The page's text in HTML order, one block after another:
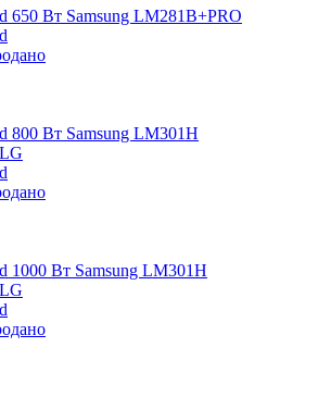
650 Вт Samsung LM281B+PRO
800 Вт Samsung LM301H
1000 Вт Samsung LM301H